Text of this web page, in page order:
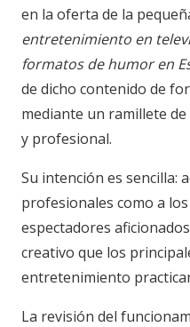
en la oferta de la
entretenimiento en
formatos de humor en
de dicho contenido de
mediante un ramillete
y profesional.
Su intención es sencilla:
profesionales como a
espectadores
creativo que los
entretenimiento
La revisión del